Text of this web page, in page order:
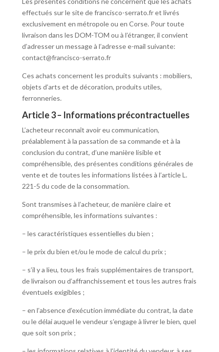
effectués sur le site de francisco-serrato.fr et livrés
exclusivement en métropole ou en Corse. Pour toute
livraison dans les DOM-TOM ou à l’étranger, il convient
d’adresser un message à l’adresse e-mail suivante:
contact@francisco-serrato.fr
Ces achats concernent les produits suivants : mobiliers,
objets d’arts et de décoration, produits utiles,
ferronneries.
Article 3 – Informations précontractuelles
L’acheteur reconnaît avoir eu communication,
préalablement à la passation de sa commande et à la
conclusion du contrat, d’une manière lisible et
compréhensible, des présentes conditions générales de
vente et de toutes les informations listées à l’article L.
221-5 du code de la consommation.
Sont transmises à l’acheteur, de manière claire et
compréhensible, les informations suivantes :
– les caractéristiques essentielles du bien ;
– le prix du bien et/ou le mode de calcul du prix ;
– s’il y a lieu, tous les frais supplémentaires de transport,
de livraison ou d’affranchissement et tous les autres frais
éventuels exigibles ;
– en l’absence d’exécution immédiate du contrat, la date
ou le délai auquel le vendeur s’engage à livrer le bien, quel
que soit son prix ;